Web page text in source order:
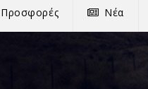
Προσφορές Νέα